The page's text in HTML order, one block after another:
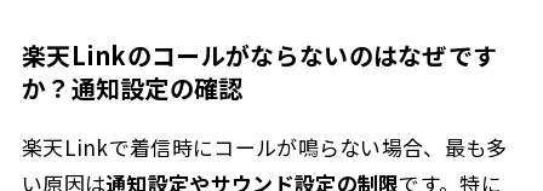
楽天Linkのコールがならないのはなぜです
か？通知設定の確認
楽天Linkで着信時にコールが鳴らない場合、最も多
い原因は通知設定やサウンド設定の制限です。特に